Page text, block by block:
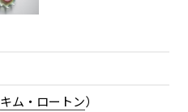
キム・ロートン）